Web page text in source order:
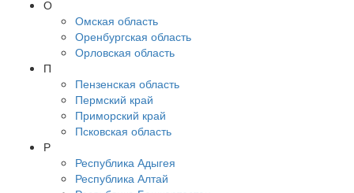
О
Омская область
Оренбургская область
Орловская область
П
Пензенская область
Пермский край
Приморский край
Псковская область
Р
Республика Адыгея
Республика Алтай